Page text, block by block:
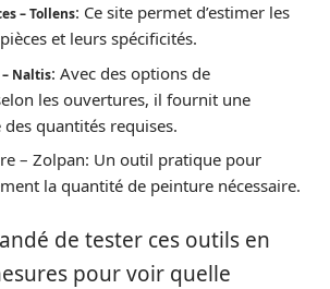
– Tollens: Ce site permet d’estimer les
et leurs spécificités.
Naltis: Avec des options de
les ouvertures, il fournit une
quantités requises.
– Zolpan: Un outil pratique pour
la quantité de peinture nécessaire.
de tester ces outils en
pour voir quelle